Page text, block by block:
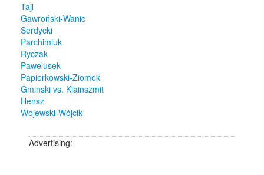
Tajl
Gawroński-Wanic
Serdycki
Parchimiuk
Ryczak
Pawelusek
Papierkowski-Ziomek
Gminski vs. Klainszmit
Hensz
Wojewski-Wójcik
Advertising: